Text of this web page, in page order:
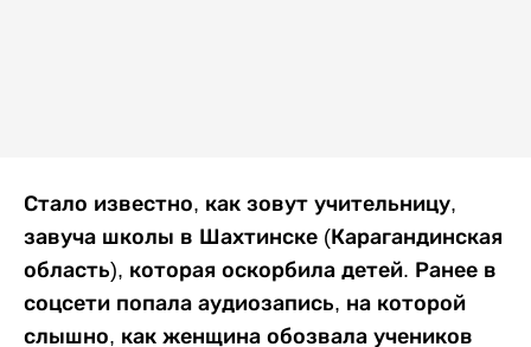
Стало известно, как зовут учительницу,
завуча школы в Шахтинске (Карагандинская
область), которая оскорбила детей. Ранее в
соцсети попала аудиозапись, на которой
слышно, как женщина обозвала учеников